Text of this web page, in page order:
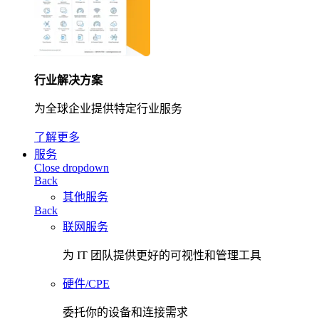
行业解决方案
为全球企业提供特定行业服务
了解更多
服务
Close dropdown
Back
其他服务
Back
联网服务
为 IT 团队提供更好的可视性和管理工具
硬件/CPE
委托你的设备和连接需求